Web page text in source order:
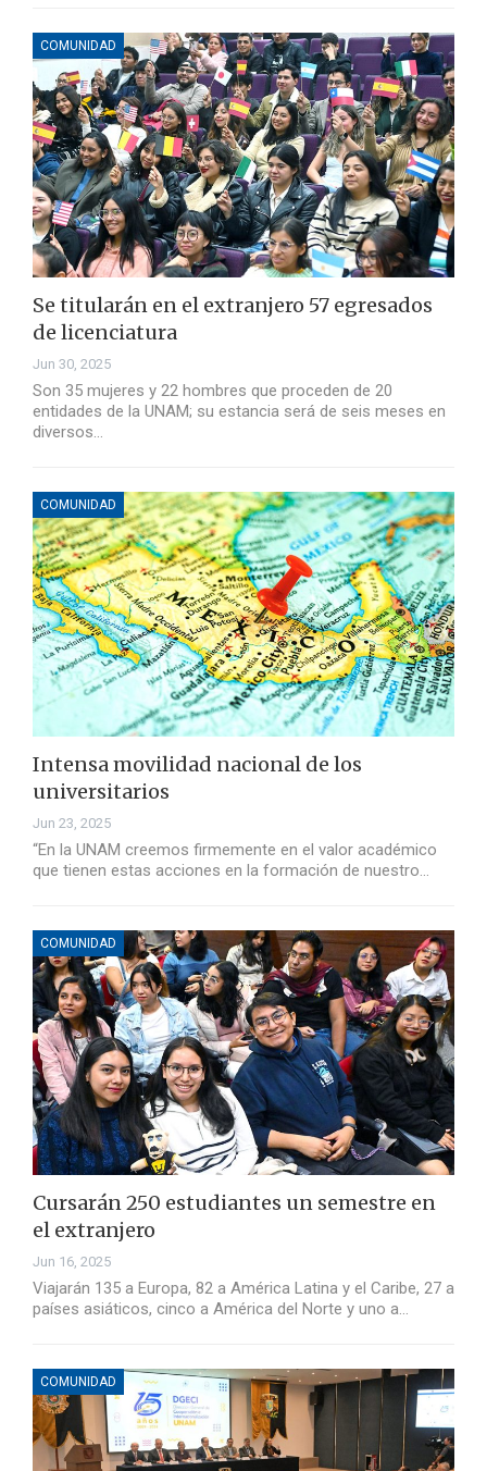
COMUNIDAD
Se titularán en el extranjero 57 egresados
de licenciatura
Jun 30, 2025
Son 35 mujeres y 22 hombres que proceden de 20
entidades de la UNAM; su estancia será de seis meses en
diversos…
COMUNIDAD
Intensa movilidad nacional de los
universitarios
Jun 23, 2025
“En la UNAM creemos firmemente en el valor académico
que tienen estas acciones en la formación de nuestro…
COMUNIDAD
Cursarán 250 estudiantes un semestre en
el extranjero
Jun 16, 2025
Viajarán 135 a Europa, 82 a América Latina y el Caribe, 27 a
países asiáticos, cinco a América del Norte y uno a…
COMUNIDAD